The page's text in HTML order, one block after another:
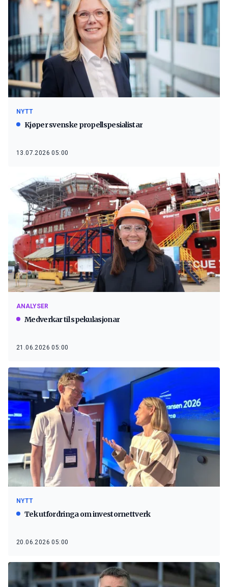
NYTT
Kjøper svenske propellspesialistar
13.07.2026 05:00
ANALYSER
Medverkar til spekulasjonar
21.06.2026 05:00
NYTT
Tek utfordringa om investornettverk
20.06.2026 05:00